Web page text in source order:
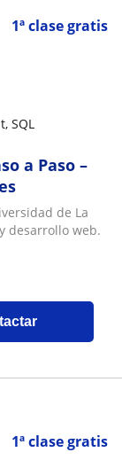
1ª clase gratis
SQL
a Paso –
de La
desarrollo web.
1ª clase gratis